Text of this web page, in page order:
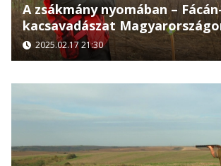
A zsákmány nyomában –
kacsavadászat
2025.02.17 21:30